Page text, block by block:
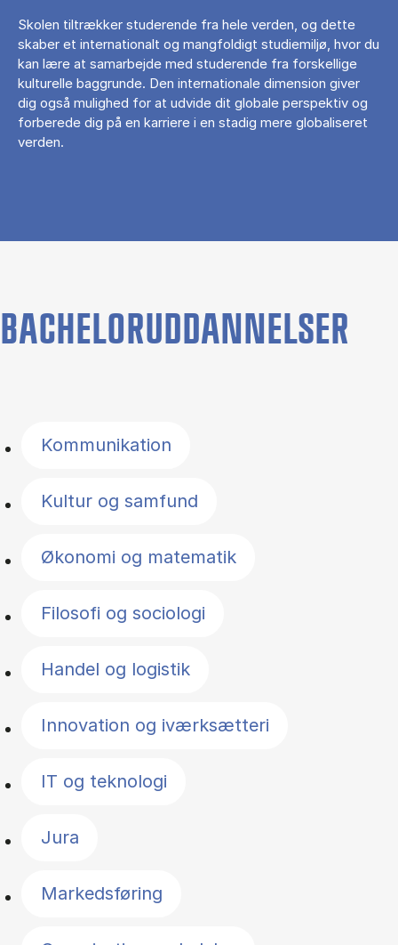
Skolen tiltrækker studerende fra hele verden, og dette
skaber et internationalt og mangfoldigt studiemiljø, hvor du
kan lære at samarbejde med studerende fra forskellige
kulturelle baggrunde. Den internationale dimension giver
dig også mulighed for at udvide dit globale perspektiv og
forberede dig på en karriere i en stadig mere globaliseret
verden.
BACHELORUDDANNELSER
Kommunikation
Kultur og samfund
Økonomi og matematik
Filosofi og sociologi
Handel og logistik
Innovation og iværksætteri
IT og teknologi
Jura
Markedsføring